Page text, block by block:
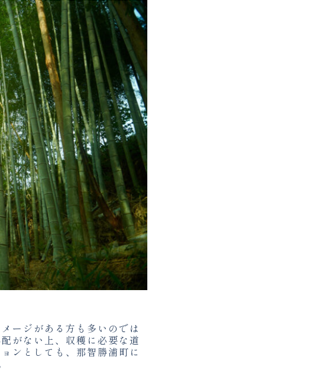
ージがある方も多いのでは
がない上、収穫に必要な道
ンとしても、那智勝浦町に